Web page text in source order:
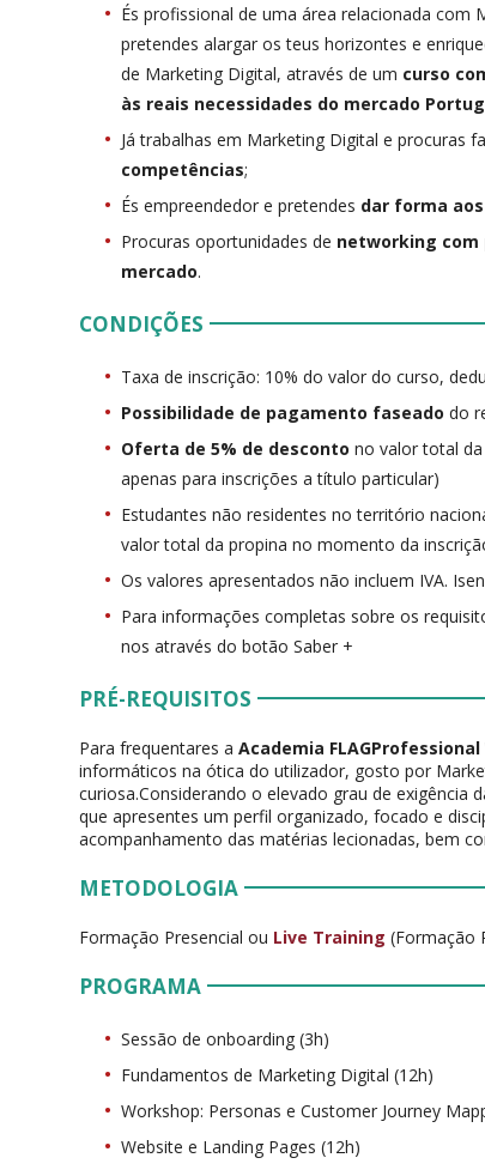
És profissional de uma área relacionada com
pretendes alargar os teus horizontes e
de Marketing Digital, através de um curso
às reais necessidades do mercado
Já trabalhas em Marketing Digital e procuras
competências;
És empreendedor e pretendes dar forma
Procuras oportunidades de networking com
mercado.
CONDIÇÕES
Taxa de inscrição: 10% do valor do curso,
Possibilidade de pagamento faseado do
Oferta de 5% de desconto no valor total
apenas para inscrições a título particular)
Estudantes não residentes no território
valor total da propina no momento da
Os valores apresentados não incluem IVA.
Para informações completas sobre os
nos através do botão Saber +
PRÉ-REQUISITOS
Para frequentares aAcademia
informáticos na ótica do utilizador, gosto por
curiosa.Considerando o elevado grau de exigência
que apresentes um perfil organizado, focado e
acompanhamento das matérias lecionadas, bem
METODOLOGIA
Formação Presencial ou Live Training (Formação
PROGRAMA
Sessão de onboarding (3h)
Fundamentos de Marketing Digital (12h)
Workshop: Personas e Customer Journey
Website e Landing Pages (12h)